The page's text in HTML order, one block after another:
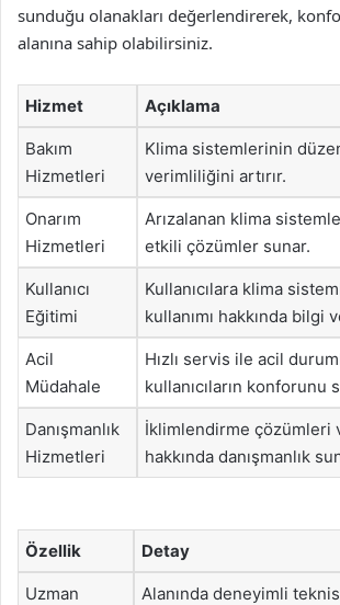
sunduğu olanakları değerlendirerek,
alanına sahip olabilirsiniz.
Hizmet Açıklama
Bakım
Hizmetleri
Klima sistemlerinin
verimliliğini artırır.
Onarım
Hizmetleri
Arızalanan klima
etkili çözümler sunar.
Kullanıcı
Eğitimi
Kullanıcılara klima
kullanımı hakkında bilgi
Acil
Müdahale
Hızlı servis ile acil
kullanıcıların konforunu
Danışmanlık
Hizmetleri
İklimlendirme çözümleri
hakkında danışmanlık
Özellik Detay
Uzman
Alanında deneyimli